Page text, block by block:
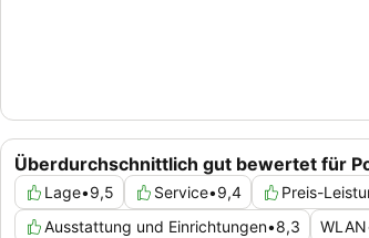
Überdurchschnittlich gut bewertet für
Lage•9,5 Service•9,4 Preis-
Ausstattung und Einrichtungen•8,3 WLAN